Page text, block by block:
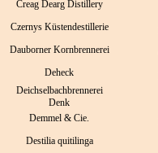
Creag Dearg Distillery
Czernys Küstendestillerie
Dauborner Kornbrennerei
Deheck
Deichselbachbrennerei
Denk
Demmel & Cie.
Destilia quitilinga